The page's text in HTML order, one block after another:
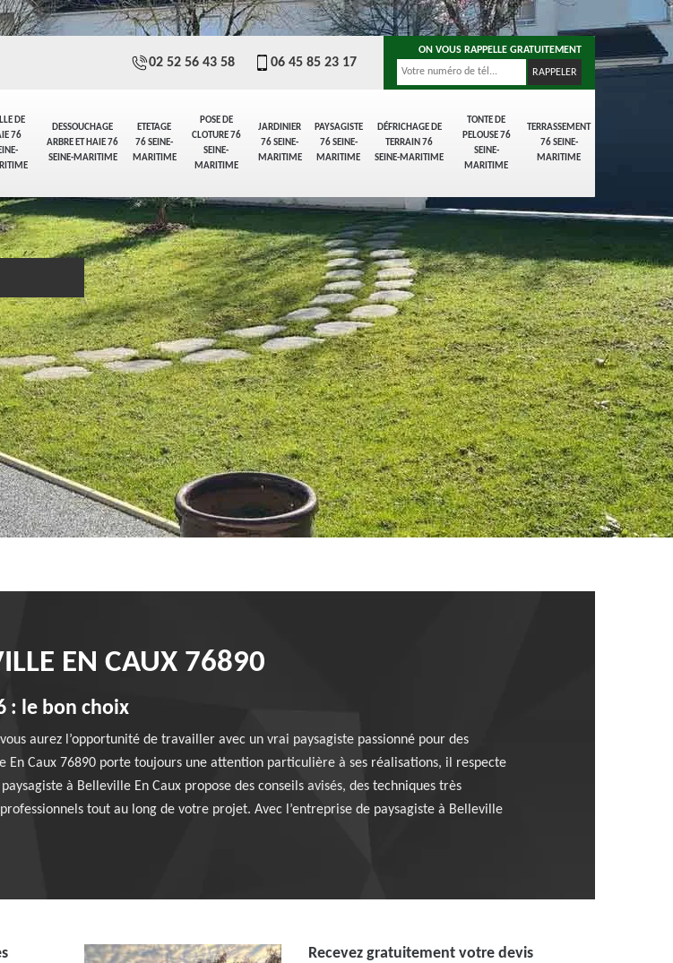
DE
76
DESSOUCHAGE
ARBRE ET HAIE 76
SEINE-MARITIME
ETETAGE
76 SEINE-
MARITIME
POSE DE
CLOTURE 76
SEINE-
MARITIME
JARDINIER
76 SEINE-
MARITIME
PAYSAGISTE
76 SEINE-
MARITIME
DÉFRICHAGE DE
TERRAIN 76
SEINE-MARITIME
TONTE DE
PELOUSE 76
SEINE-
MARITIME
TERRASSEMENT
76 SEINE-
MARITIME
02 52 56 43 58 06 45 85 23 17
ON VOUS RAPPELLE GRATUITEMENT
EN CAUX 76890
: le bon choix
aurez l’opportunité de travailler avec un vrai paysagiste passionné pour des
Caux 76890 porte toujours une attention particulière à ses réalisations, il respecte
à Belleville En Caux propose des conseils avisés, des techniques très
tout au long de votre projet. Avec l’entreprise de paysagiste à Belleville
Recevez gratuitement votre devis